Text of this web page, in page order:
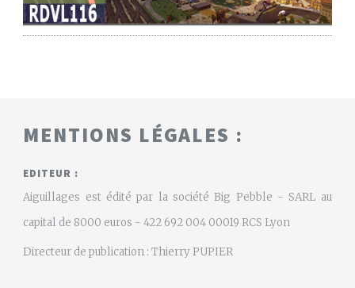
MENTIONS LÉGALES :
EDITEUR :
Aiguillages est édité par la société Big Pebble - SARL au
capital de 8000 euros - 422 692 004 00019 RCS Lyon
Directeur de publication : Thierry PUPIER